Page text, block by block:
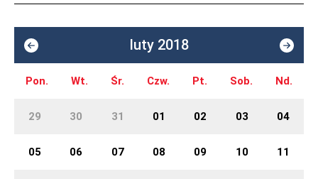
luty 2018
Pon. Wt. Śr. Czw. Pt. Sob. Nd.
29 30 31 01 02 03 04
05 06 07 08 09 10 11